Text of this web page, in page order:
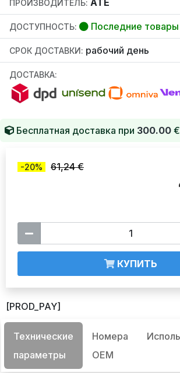
ПРОИЗВОДИТЕЛЬ: ATE
ДОСТУПНОСТЬ: Последние товары
СРОК ДОСТАВКИ: рабочий день
ДОСТАВКА:
Бесплатная доставка при 300.00 €
-20% 61,24 €
КУПИТЬ
[PROD_PAY]
Технические
параметры
Номера
OEM